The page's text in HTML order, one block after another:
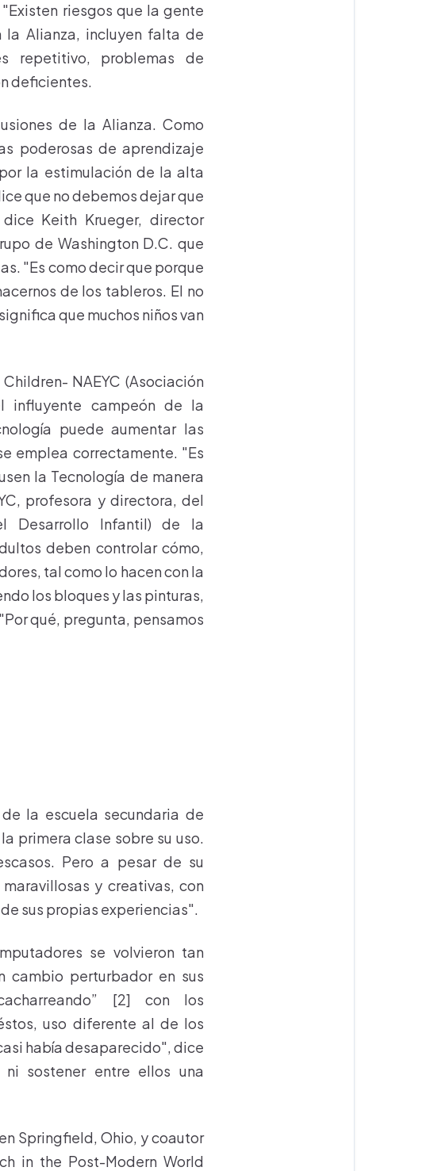
riesgos que la gente
la Alianza, incluyen falta de
repetitivo, problemas de
deficientes.
de la Alianza. Como
poderosas de aprendizaje
la estimulación de la alta
que no debemos dejar que
Keith Krueger, director
de Washington D.C. que
"Es como decir que porque
de los tableros. El no
que muchos niños van
NAEYC (Asociación
influyente campeón de la
puede aumentar las
emplea correctamente. "Es
la Tecnología de manera
profesora y directora, del
Desarrollo Infantil) de la
deben controlar cómo,
tal como lo hacen con la
los bloques y las pinturas,
qué, pregunta, pensamos
la escuela secundaria de
primera clase sobre su uso.
Pero a pesar de su
y creativas, con
sus propias experiencias".
se volvieron tan
cambio perturbador en sus
[2] con los
uso diferente al de los
había desaparecido", dice
sostener entre ellos una
Springfield, Ohio, y coautor
in the Post-Modern World